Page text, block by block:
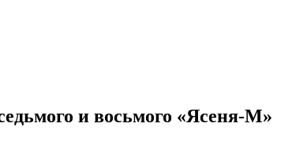
и восьмого «Ясеня-М»